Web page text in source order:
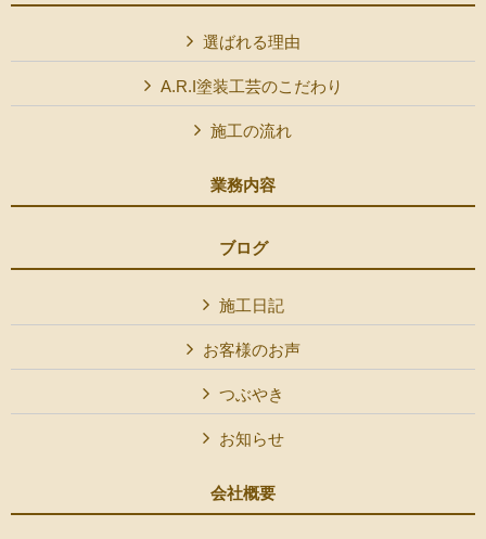
選ばれる理由
A.R.I塗装工芸のこだわり
施工の流れ
業務内容
ブログ
施工日記
お客様のお声
つぶやき
お知らせ
会社概要